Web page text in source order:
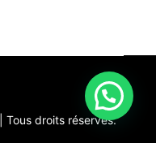
droits réservés.